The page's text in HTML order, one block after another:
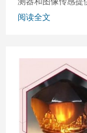
阅读全文